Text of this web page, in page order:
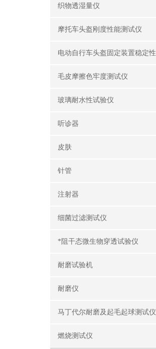
织物透湿量仪
摩托车头盔刚度性能测试仪
毛皮摩擦色牢度测试仪
玻璃耐水性试验仪
听诊器
皮肤
针管
注射器
细菌过滤测试仪
*阻干态微生物穿透试验仪
耐磨试验机
耐磨仪
马丁代尔耐磨及起毛起球测试仪
燃烧测试仪